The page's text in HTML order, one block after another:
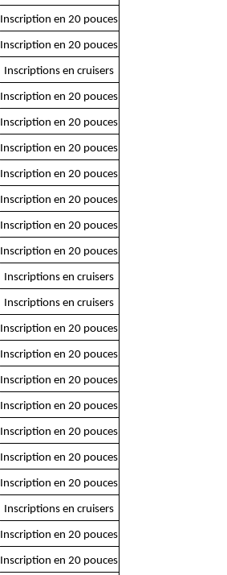
Inscription en 20 pouces
Inscription en 20 pouces
Inscriptions en cruisers
Inscription en 20 pouces
Inscription en 20 pouces
Inscription en 20 pouces
Inscription en 20 pouces
Inscription en 20 pouces
Inscription en 20 pouces
Inscription en 20 pouces
Inscriptions en cruisers
Inscriptions en cruisers
Inscription en 20 pouces
Inscription en 20 pouces
Inscription en 20 pouces
Inscription en 20 pouces
Inscription en 20 pouces
Inscription en 20 pouces
Inscription en 20 pouces
Inscriptions en cruisers
Inscription en 20 pouces
Inscription en 20 pouces